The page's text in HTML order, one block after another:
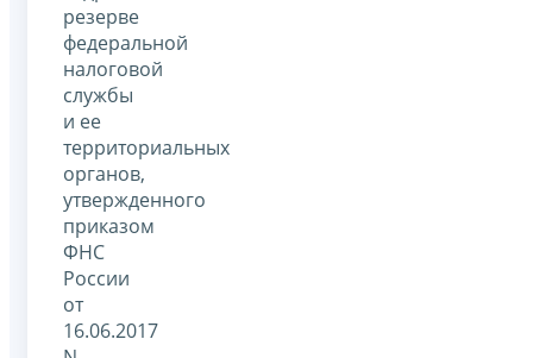
резерве
федеральной
налоговой
службы
и ее
территориальных
органов,
утвержденного
приказом
ФНС
России
от
16.06.2017